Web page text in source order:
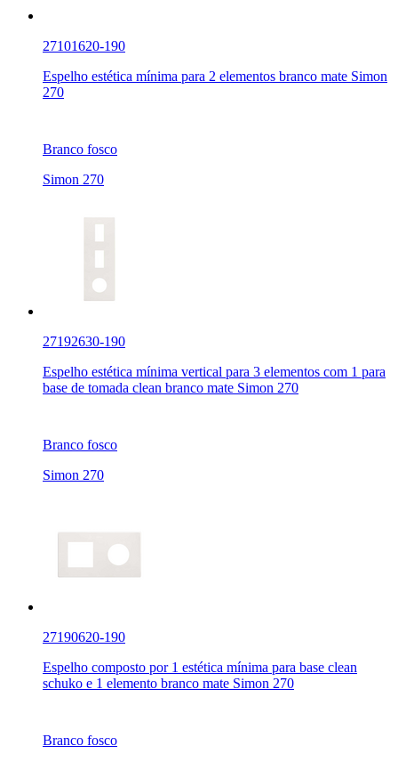
27101620-190
Espelho estética mínima para 2 elementos branco mate Simon
270
Branco fosco
Simon 270
27192630-190
Espelho estética mínima vertical para 3 elementos com 1 para
base de tomada clean branco mate Simon 270
Branco fosco
Simon 270
27190620-190
Espelho composto por 1 estética mínima para base clean
schuko e 1 elemento branco mate Simon 270
Branco fosco